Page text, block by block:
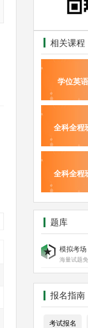
相关课程
学位英语
全科全程
全科全程
题库
模拟考场
海量试题
报名指南
考试报名